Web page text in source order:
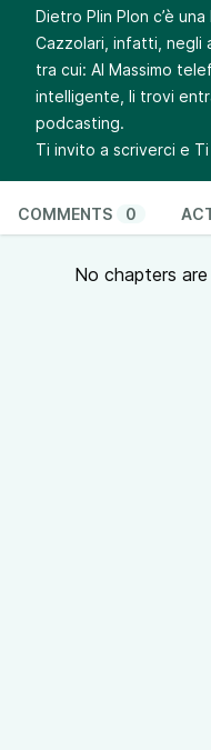
Dietro Plin Plon c’è
Cazzolari, infatti, negli
tra cui: Al Massimo
intelligente, li trovi
podcasting.
Ti invito a scriverci e
COMMENTS 0
No chapters